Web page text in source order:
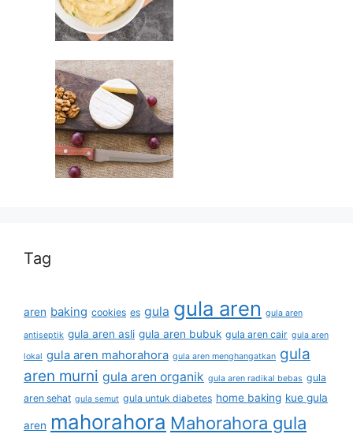
Tag
aren baking cookies es gula gula aren gula aren
antiseptik gula aren asli gula aren bubuk gula aren cair gula aren
lokal gula aren mahorahora gula aren menghangatkan gula
aren murni gula aren organik gula aren radikal bebas gula
aren sehat gula semut gula untuk diabetes home baking kue gula
aren mahorahora Mahorahora gula